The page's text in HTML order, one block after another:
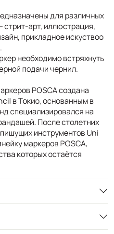
для различных
стрит-арт, иллюстрация,
прикладное искуствоо
необходимо встряхнуть
подачи чернил.
POSCA создана
в Токио, основанным в
специализировался на
После столетних
инструментов Uni
маркеров POSCA,
которых остаётся